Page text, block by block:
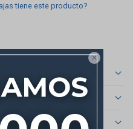

tiene este producto?